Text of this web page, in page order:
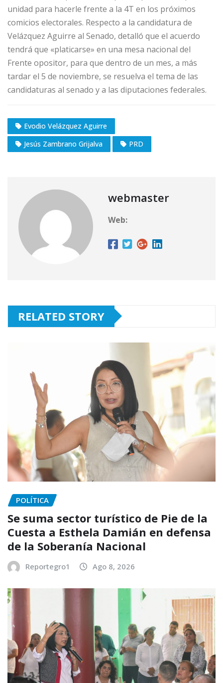
unidad para hacerle frente a la 4T en los próximos
comicios electorales. Respecto a la candidatura de
Velázquez Aguirre al Senado, detalló que el acuerdo
tendrá que «platicarse» en una mesa nacional del
Frente opositor, para que dentro de un mes, a más
tardar el 5 de noviembre, se resuelva el tema de las
candidaturas al senado y a las diputaciones federales.
Evodio Velázquez Aguirre
Jesús Zambrano Grijalva
PRD
webmaster
Web:
RELATED STORY
POLÍTICA
Se suma sector turístico de Pie de la
Cuesta a Esthela Damián en defensa
de la Soberanía Nacional
Reportegro1 Ago 8, 2026